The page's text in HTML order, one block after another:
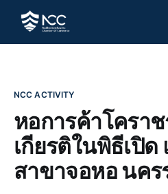
NCC ACTIVITY
หอการค้าโครา
เกียรติในพิธีเปิด
สาขาจอหอ นคร